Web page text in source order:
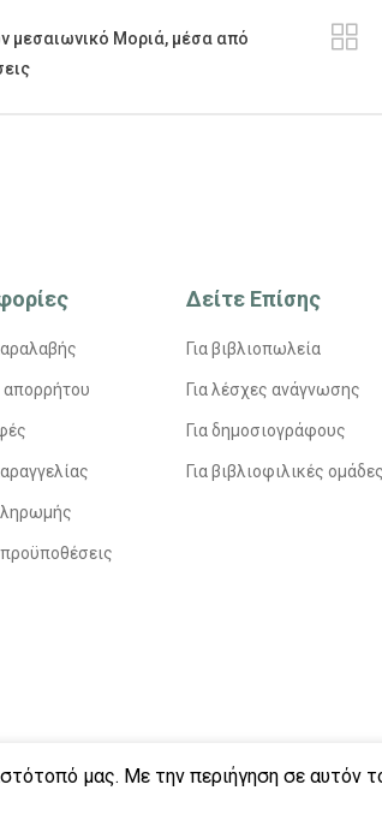
μεσαιωνικό Μοριά, μέσα από
απορρήτου
Δείτε Επίσης
Για βιβλιοπωλεία
Για λέσχες ανάγνωσης
Για δημοσιογράφους
Για βιβλιοφιλικές ομάδες
μας. Με την περιήγηση σε αυτόν